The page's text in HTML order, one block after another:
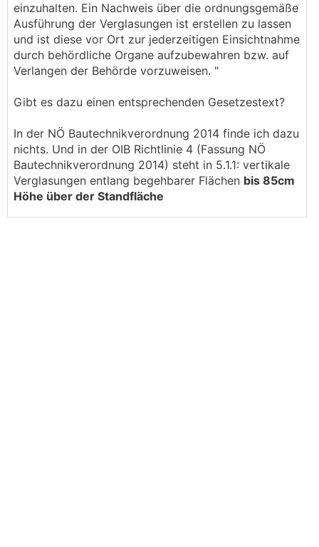
einzuhalten. Ein Nachweis über die ordnungsgemäße
Ausführung der Verglasungen ist erstellen zu lassen
und ist diese vor Ort zur jederzeitigen Einsichtnahme
durch behördliche Organe aufzubewahren bzw. auf
Verlangen der Behörde vorzuweisen. "
Gibt es dazu einen entsprechenden Gesetzestext?
In der NÖ Bautechnikverordnung 2014 finde ich dazu
nichts. Und in der OIB Richtlinie 4 (Fassung NÖ
Bautechnikverordnung 2014) steht in 5.1.1: vertikale
Verglasungen entlang begehbarer Flächen bis 85cm
Höhe über der Standfläche